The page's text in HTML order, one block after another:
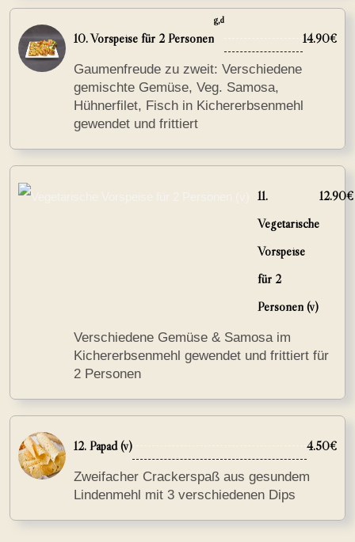
10. Vorspeise für 2 Personen
g,d
14.90€
Gaumenfreude zu zweit: Verschiedene
gemischte Gemüse, Veg. Samosa,
Hühnerfilet, Fisch in Kichererbsenmehl
gewendet und frittiert
11.
Vegetarische
Vorspeise
für 2
Personen (v)
12.90€
Verschiedene Gemüse & Samosa im
Kichererbsenmehl gewendet und frittiert für
2 Personen
12. Papad (v) 4.50€
Zweifacher Crackerspaß aus gesundem
Lindenmehl mit 3 verschiedenen Dips